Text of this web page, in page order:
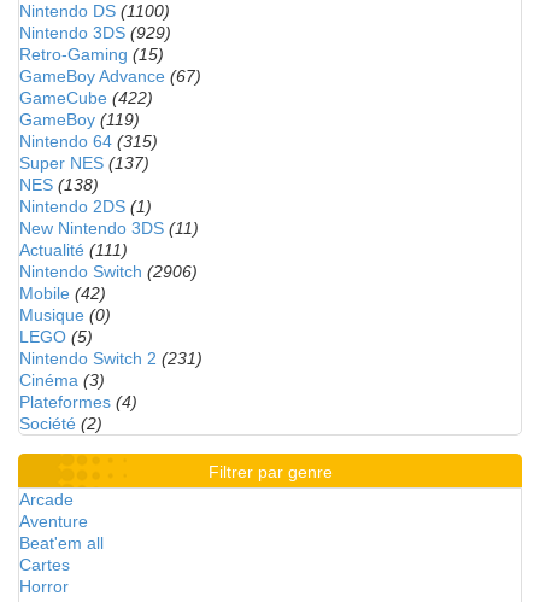
Nintendo DS (1100)
Nintendo 3DS (929)
Retro-Gaming (15)
GameBoy Advance (67)
GameCube (422)
GameBoy (119)
Nintendo 64 (315)
Super NES (137)
NES (138)
Nintendo 2DS (1)
New Nintendo 3DS (11)
Actualité (111)
Nintendo Switch (2906)
Mobile (42)
Musique (0)
LEGO (5)
Nintendo Switch 2 (231)
Cinéma (3)
Plateformes (4)
Société (2)
Filtrer par genre
Arcade
Aventure
Beat'em all
Cartes
Horror